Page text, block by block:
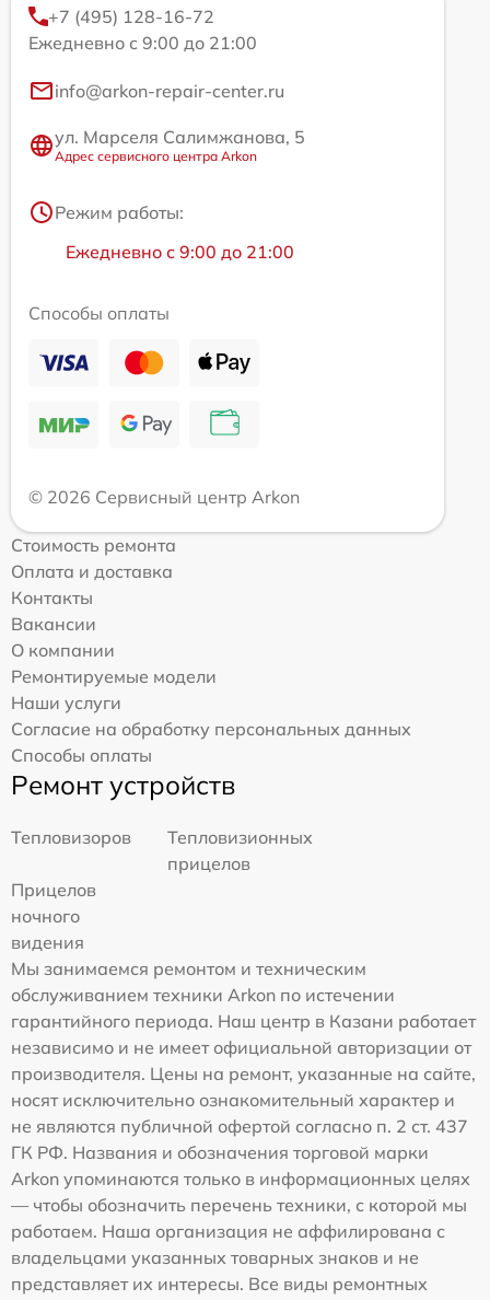
+7 (495) 128-16-72
Ежедневно с 9:00 до 21:00
info@arkon-repair-center.ru
ул. Марселя Салимжанова, 5
Адрес сервисного центра Arkon
Режим работы:
Ежедневно с 9:00 до 21:00
Способы оплаты
© 2026 Сервисный центр Arkon
Стоимость ремонта
Оплата и доставка
Контакты
Вакансии
О компании
Ремонтируемые модели
Наши услуги
Согласие на обработку персональных данных
Способы оплаты
Ремонт устройств
Тепловизоров
Тепловизионных
прицелов
Прицелов
ночного
видения
Мы занимаемся ремонтом и техническим
обслуживанием техники Arkon по истечении
гарантийного периода. Наш центр в Казани работает
независимо и не имеет официальной авторизации от
производителя. Цены на ремонт, указанные на сайте,
носят исключительно ознакомительный характер и
не являются публичной офертой согласно п. 2 ст. 437
ГК РФ. Названия и обозначения торговой марки
Arkon упоминаются только в информационных целях
— чтобы обозначить перечень техники, с которой мы
работаем. Наша организация не аффилирована с
владельцами указанных товарных знаков и не
представляет их интересы. Все виды ремонтных